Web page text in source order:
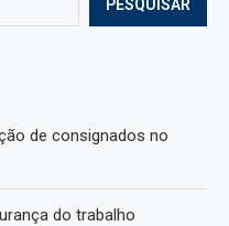
PESQUISAR
de consignados no
do trabalho